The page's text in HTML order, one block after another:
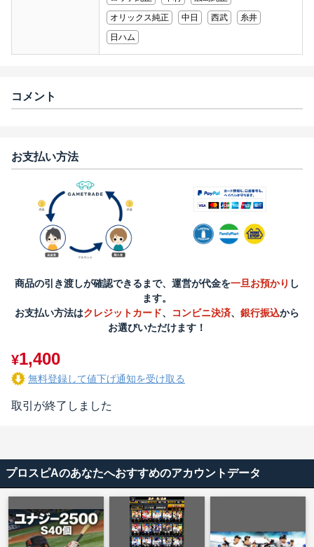
オリックス純正
中日 西武
糸井
日ハム
コメント
お支払い方法
商品の引き渡しが確認できるまで、運営が代金を一旦お預かり し
ます。
お支払い方法はクレジットカード、 コンビニ決済、 銀行振込から
お選びいただけます！
¥1,400
無料登録して値下げ通知を受け取る
取引が終了しました
プロスピAのあなたへおすすめのアカウントデータ